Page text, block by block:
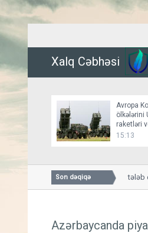
Xalq Cəbhəsi
Avropa
ölkələrini
raketləri
15:13
Son dəqiqə
Hədə-qorxu ilə pul tələb
Azərbaycanda